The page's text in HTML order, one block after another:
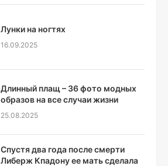
Лунки на ногтях
16.09.2025
Длинный плащ – 36 фото модных
образов на все случаи жизни
25.08.2025
Спустя два года после смерти
Либерж Кпадону ее мать сделала